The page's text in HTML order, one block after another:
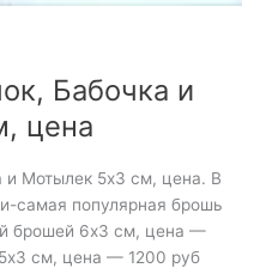
Бабочка и
цена
и Мотылек 5х3 см, цена. В
самая популярная брошь
брошей 6х3 см, цена —
см, цена — 1200 руб